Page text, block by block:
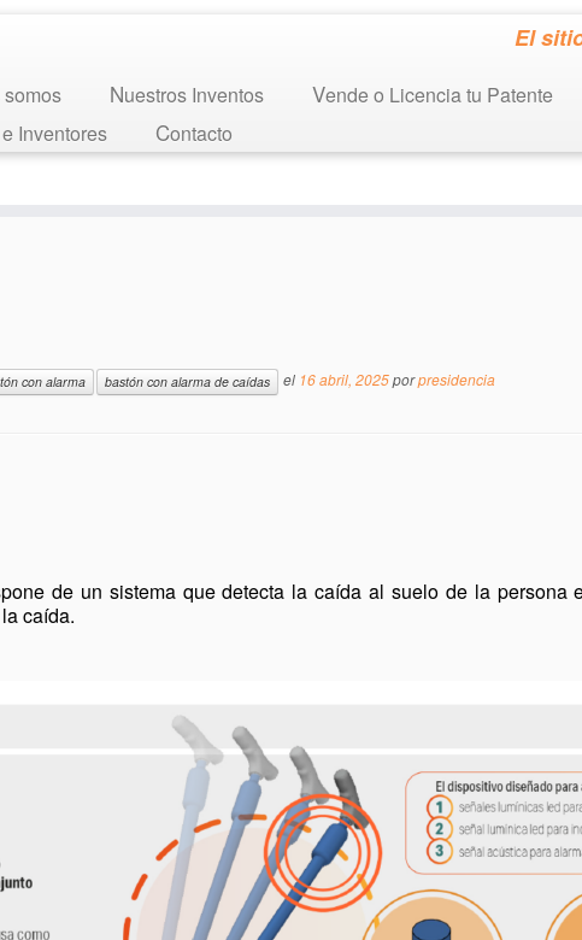
El
somos Nuestros Inventos Vende o Licencia tu Patente
Inventores
Contacto
con alarma bastón con alarma de caídas el 16 abril, 2025porpresidencia
de un sistema que detecta la caída al suelo de la persona
caída.